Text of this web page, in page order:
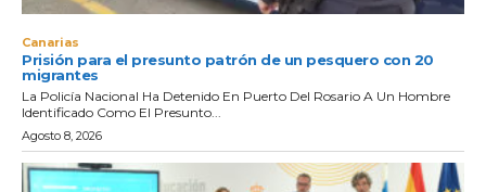
Canarias
Prisión para el presunto patrón de un pesquero con 20
migrantes
La Policía Nacional Ha Detenido En Puerto Del Rosario A Un Hombre
Identificado Como El Presunto...
Agosto 8, 2026